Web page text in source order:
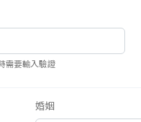
需要輸入驗證
婚姻